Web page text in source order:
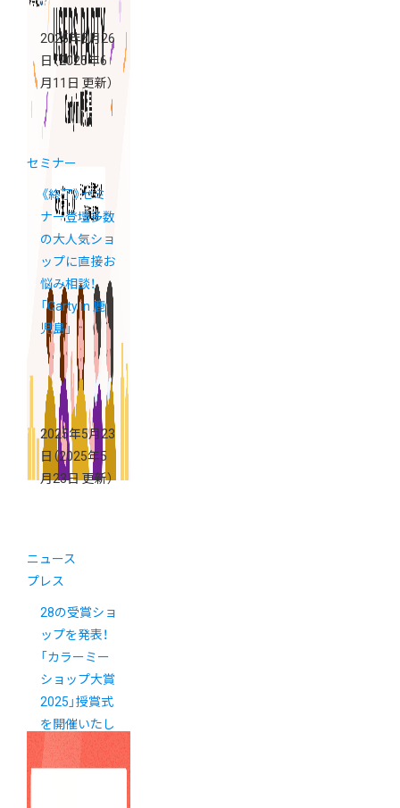
2025年5月26
日 （2025年6
月11日 更新）
セミナー
《終了》セミ
ナー登壇多数
の大人気ショ
ップに直接お
悩み相談！
「Carty in 鹿
児島」
2025年5月23
日 （2025年5
月23日 更新）
ニュース
プレス
28の受賞ショ
ップを発表！
「カラーミー
ショップ大賞
2025」授賞式
を開催いたし
ました